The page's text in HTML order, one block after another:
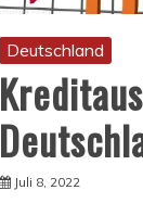
Deutschland
Juli 8, 2022